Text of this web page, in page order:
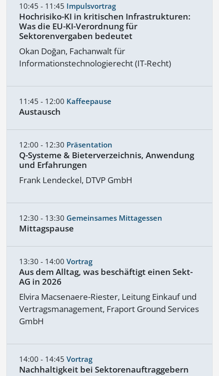
10:45 - 11:45 Impulsvortrag
Hochrisiko-KI in kritischen Infrastrukturen:
Was die EU-KI-Verordnung für
Sektorenvergaben bedeutet
Okan Doğan, Fachanwalt für
Informationstechnologierecht (IT-Recht)
11:45 - 12:00 Kaffeepause
Austausch
12:00 - 12:30 Präsentation
Q-Systeme & Bieterverzeichnis, Anwendung
und Erfahrungen
Frank Lendeckel, DTVP GmbH
12:30 - 13:30 Gemeinsames Mittagessen
Mittagspause
13:30 - 14:00 Vortrag
Aus dem Alltag, was beschäftigt einen Sekt-
AG in 2026
Elvira Macsenaere-Riester, Leitung Einkauf und
Vertragsmanagement, Fraport Ground Services
GmbH
14:00 - 14:45 Vortrag
Nachhaltigkeit bei Sektorenauftraggebern